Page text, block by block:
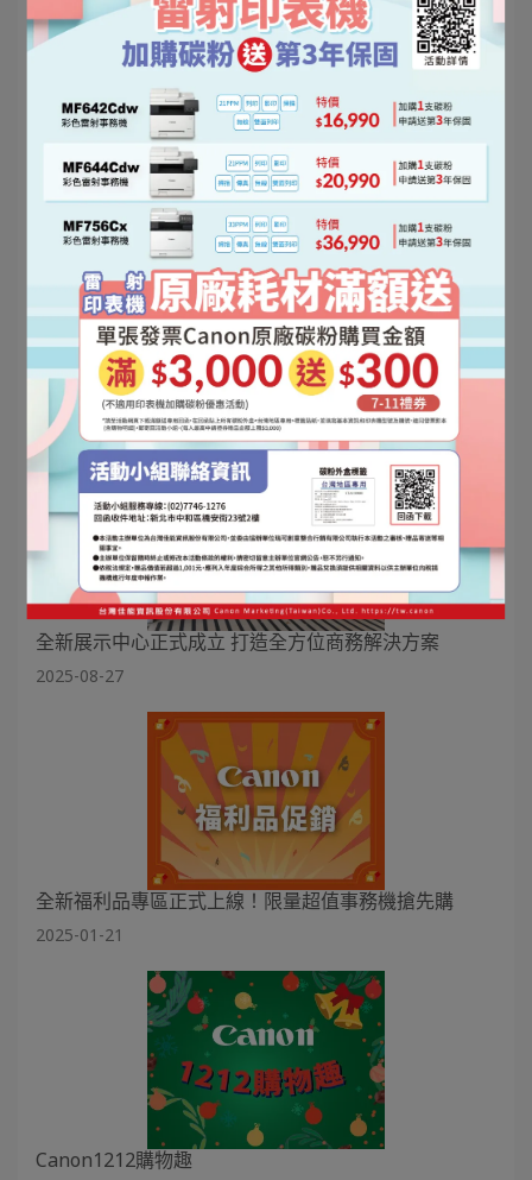
正中資訊維修部搬遷公告
2026-03-13
文件電子化新選擇！Canon掃描器支援短租與長租、彈
性應用多產業，每月最低只要$693
2025-09-04
全新展示中心正式成立 打造全方位商務解決方案
2025-08-27
全新福利品專區正式上線！限量超值事務機搶先購
2025-01-21
Canon1212購物趣